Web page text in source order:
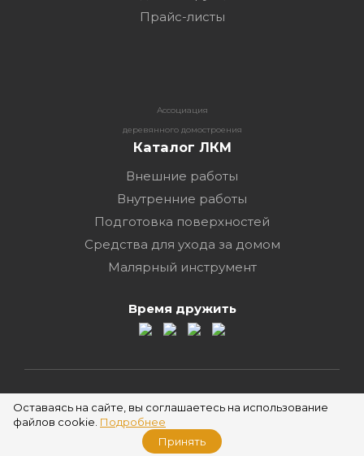
Прайс-листы
Ассоциация
деревянного домостроения
Каталог ЛКМ
Внешние работы
Внутренние работы
Подготовка поверхностей
Средства для ухода за домом
Малярный инструмент
Время дружить
2026 ©
Оставаясь на сайте, вы соглашаетесь на использование
файлов cookie. Подробнее
Принять